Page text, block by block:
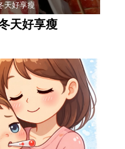
天好享瘦
天好享瘦